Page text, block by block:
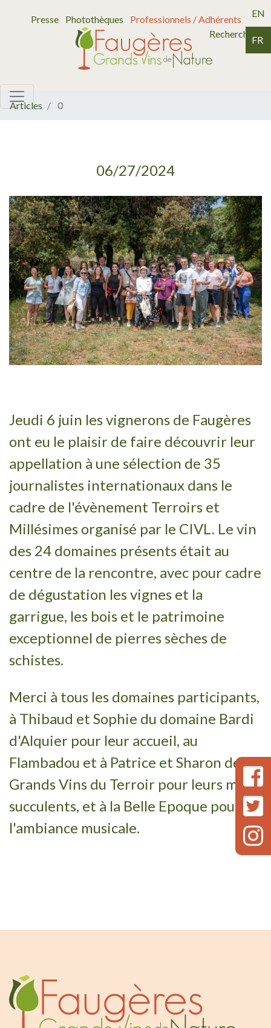
Presse Photothèques
Professionnels / Adhérents
Recherche
EN
FR
Articles 0
06/27/2024
Jeudi 6 juin les vignerons de Faugères
ont eu le plaisir de faire découvrir leur
appellation à une sélection de 35
journalistes internationaux dans le
cadre de l'évènement Terroirs et
Millésimes organisé par le CIVL. Le vin
des 24 domaines présents était au
centre de la rencontre, avec pour cadre
de dégustation les vignes et la
garrigue, les bois et le patrimoine
exceptionnel de pierres sèches de
schistes.
Merci à tous les domaines participants,
à Thibaud et Sophie du domaine Bardi
d'Alquier pour leur accueil, au
Flambadou et à Patrice et Sharon des
Grands Vins du Terroir pour leurs mets
succulents, et à la Belle Epoque pour
l'ambiance musicale.